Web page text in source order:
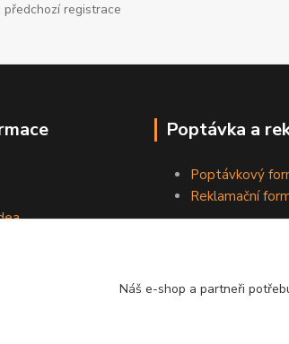
předchozí registrace
Poptávka a
Poptávkový
Reklamační
Náš e-shop a partneři